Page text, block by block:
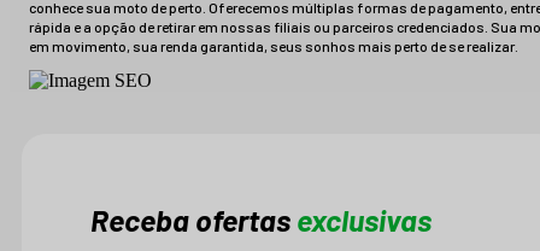
conhece sua moto de perto. Oferecemos múltiplas formas de pagamento,
rápida e a opção de retirar em nossas filiais ou parceiros credenciados. Sua
em movimento, sua renda garantida, seus sonhos mais perto de se realizar.
Receba ofertas exclusivas